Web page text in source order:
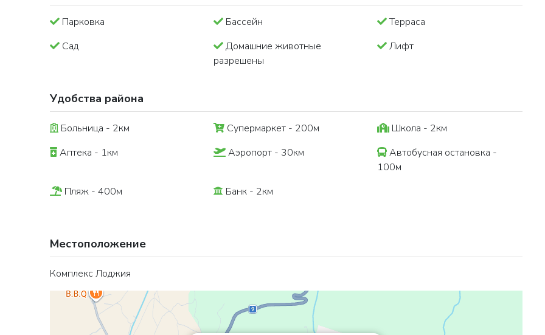
Парковка Бассейн
Терраса
Сад
Домашние животные
разрешены
Лифт
Удобства района
Больница - 2км Супермаркет - 200м
Школа - 2км
Аптека - 1км
Аэропорт - 30км
Автобусная остановка -
100м
Пляж - 400м
Банк - 2км
Местоположение
Комплекс Лоджия